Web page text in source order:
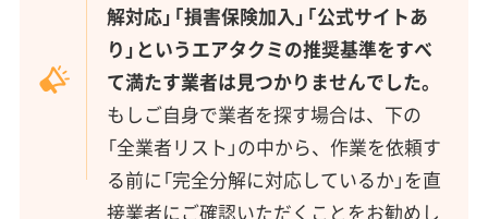
解対応」「損害保険加入」「公式サイトあ
り」というエアタクミの推奨基準をすべ
て満たす業者は見つかりませんでした。
もしご自身で業者を探す場合は、下の
「全業者リスト」の中から、作業を依頼す
る前に「完全分解に対応しているか」を直
接業者にご確認いただくことをお勧めし